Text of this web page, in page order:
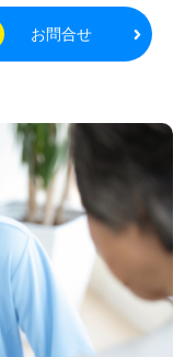
的にスキルアップ
が整っており、キ
いる方にも最適な
的に求人を行って
があります。さら
界の求人情報を幅
トや相談も無料で
いるため、より多
けることができま
気軽にお問い合わ
お問合せ